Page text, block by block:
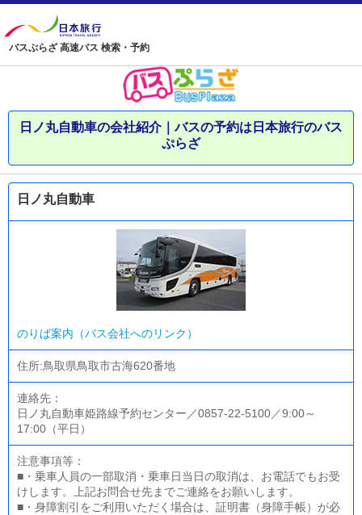
バスぷらざ 高速バス 検索・予約
日ノ丸自動車の会社紹介｜バスの予約は日本旅行のバス
ぷらざ
日ノ丸自動車
のりば案内（バス会社へのリンク）
住所:鳥取県鳥取市古海620番地
連絡先：
日ノ丸自動車姫路線予約センター／0857-22-5100／9:00～
17:00（平日）
注意事項等：
■・乗車人員の一部取消・乗車日当日の取消は、お電話でもお受
けします。上記お問合せ先までご連絡をお願いします。
■・身障割引をご利用いただく場合は、証明書（身障手帳）が必